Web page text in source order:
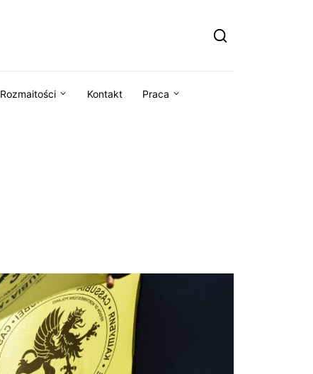
Rozmaitości Kontakt Praca